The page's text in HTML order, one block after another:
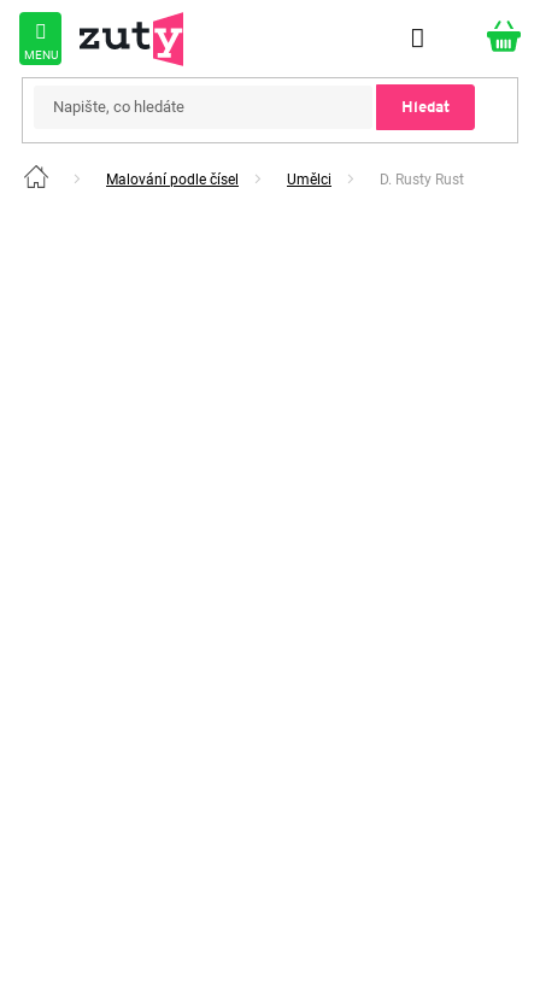
Přejít
obsah
Hledat
Domů Malování podle čísel Umělci D. Rusty Rust